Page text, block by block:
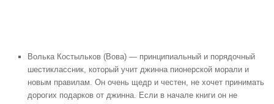
Волька Костыльков (Вова) — принципиальный и порядочный
шестиклассник, который учит джинна пионерской морали и
новым правилам. Он очень щедр и честен, не хочет принимать
дорогих подарков от джинна. Если в начале книги он не